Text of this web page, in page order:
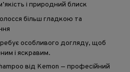
і природний блиск
більш гладкою та
особливого догляду, щоб
і яскравим.
від Kemon — професійний